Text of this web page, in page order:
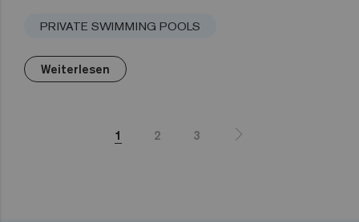
PRIVATE SWIMMING POOLS
Weiterlesen
1 2 3